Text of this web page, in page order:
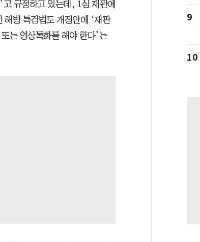
규정하고 있는데, 1심 재판에
병 특검법도 개정안에 ‘재판
는 영상톡화를 해야 한다’는
9
10